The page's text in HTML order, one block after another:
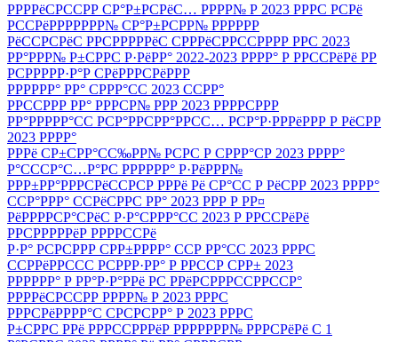
РРРРёСРССРР СР°Р±РСРёС… РРРР№ Р 2023 РРРС РСРё
РССРёРРРРРРР№ СР°Р±РСРР№ РРРРРР
РёССРСРёС РРСРРРРРёС СРРРёСРРССРРРР РРС 2023
РР°РРР№ Р±СРРС Р·РёРР° 2022-2023 РРРР° Р РРССРёРё РР
РСРРРРР·Р°Р СРёРРРСРёРРР
РРРРРР° РР° СРРР°СС 2023 ССРР°
РРССРРР РР° РРРСР№ РРР 2023 РРРРСРРР
РР°РРРРР°СС РСР°РРСРР°РРСС… РСР°Р·РРРёРРР Р РёСРР
2023 РРРР°
РРРё СР±СРР°СС‰РР№ РСРС Р СРРР°СР 2023 РРРР°
Р°СССР°С…Р°РС РРРРРР° Р·РёРРР№
РРР±РР°РРРСРёССРСР РРРё Рё СР°СС Р РёСРР 2023 РРРР°
ССР°РРР° ССРёСРРС РР° 2023 РРР Р РР¤
РёРРРРСР°СРёС Р·Р°СРРР°СС 2023 Р РРССРёРё
РРСРРРРРёР РРРРССРё
Р·Р° РСРСРРР СРР±РРРР° ССР РР°СС 2023 РРРС
ССРРёРРССС РСРРР·РР° Р РРССР СРР± 2023
РРРРРР° Р РР°Р·Р°РРё РС РРёРСРРРССРРССР°
РРРРёСРССРР РРРР№ Р 2023 РРРС
РРРСРёРРРР°С СРСРСРР° Р 2023 РРРС
Р±СРРС РРё РРРССРРРёР РРРРРРР№ РРРСРёРё С 1